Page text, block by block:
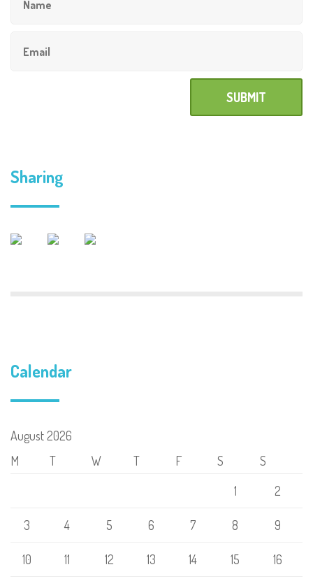
Sharing
Calendar
August 2026
M
T W T F S
S
1
2
3 4 5 6 7 8 9
10 11 12 13 14 15 16